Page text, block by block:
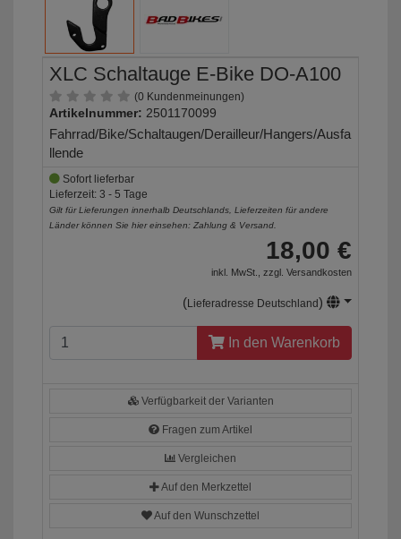
XLC Schaltauge E-Bike DO-A100
(0 Kundenmeinungen)
Artikelnummer: 2501170099
Fahrrad/Bike/Schaltaugen/Derailleur/Hangers/Ausfa
llende
Sofort lieferbar
Lieferzeit: 3 - 5 Tage
Gilt für Lieferungen innerhalb Deutschlands, Lieferzeiten für andere
Länder können Sie hier einsehen: Zahlung & Versand
18,00 €
inkl. MwSt., zzgl. Versandkosten
(Lieferadresse Deutschland)
In den Warenkorb
Verfügbarkeit der Varianten
Fragen zum Artikel
Vergleichen
Auf den Merkzettel
Auf den Wunschzettel